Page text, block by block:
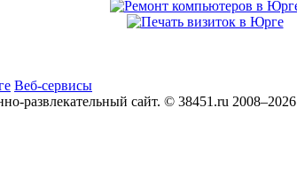
Веб-сервисы
развлекательный сайт. © 38451.ru 2008–2026